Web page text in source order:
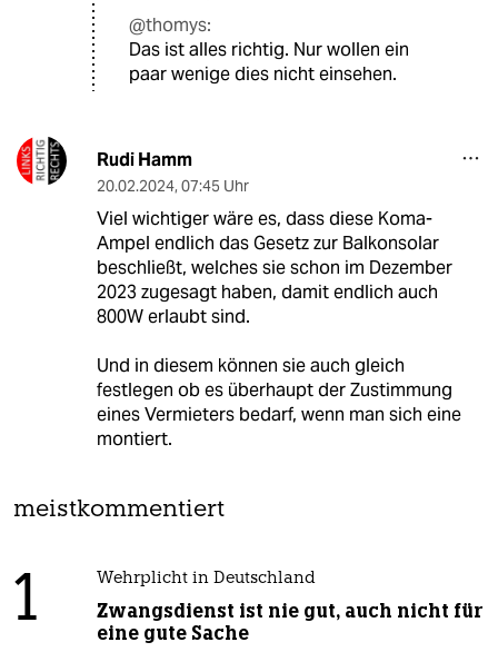
@thomys:
Das ist alles richtig. Nur wollen ein
paar wenige dies nicht einsehen.
Rudi Hamm
20.02.2024, 07:45 Uhr
Viel wichtiger wäre es, dass diese Koma-
Ampel endlich das Gesetz zur Balkonsolar
beschließt, welches sie schon im Dezember
2023 zugesagt haben, damit endlich auch
800W erlaubt sind.
Und in diesem können sie auch gleich
festlegen ob es überhaupt der Zustimmung
eines Vermieters bedarf, wenn man sich eine
montiert.
meistkommentiert
1 Wehrplicht in Deutschland
Zwangsdienst ist nie gut, auch nicht für
eine gute Sache